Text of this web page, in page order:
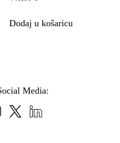
Dodaj u košaricu
Media: